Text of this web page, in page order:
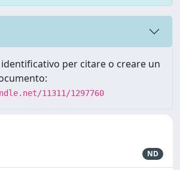
per citare o creare un
11311/1297760
ND